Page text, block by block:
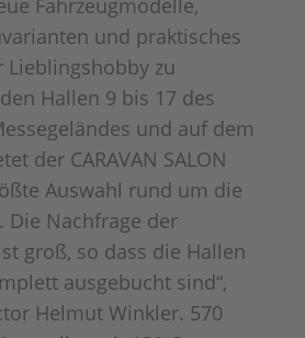
Fahrzeugmodelle,
und praktisches
zu
Hallen 9 bis 17 des
und auf dem
der CARAVAN SALON
Auswahl rund um die
Die Nachfrage der
groß, so dass die Hallen
ausgebucht sind“,
Helmut Winkler. 570